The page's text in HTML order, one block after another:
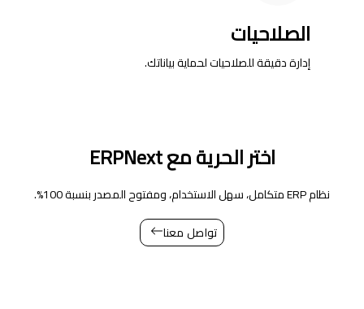
الصلاحيات
إدارة دقيقة للصلاحيات لحماية بياناتك.
اختر الحرية مع ERPNext
نظام ERP متكامل، سهل الاستخدام، ومفتوح المصدر بنسبة 100%.
تواصل معنا